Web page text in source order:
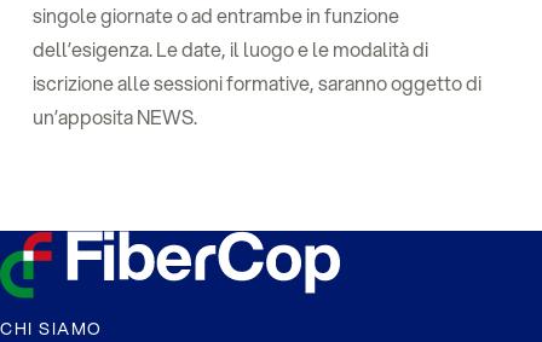
singole giornate o ad entrambe in funzione
dell’esigenza. Le date, il luogo e le modalità di
iscrizione alle sessioni formative, saranno oggetto di
un’apposita NEWS.
CHI SIAMO